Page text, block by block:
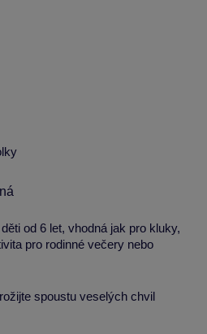
od 6 let, vhodná jak pro kluky,
pro rodinné večery nebo
spoustu veselých chvil